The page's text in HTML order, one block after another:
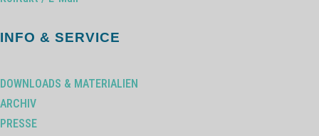
INFO & SERVICE
DOWNLOADS & MATERIALIEN
ARCHIV
PRESSE